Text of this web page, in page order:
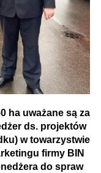
ha uważane są za
ds. projektów
w towarzystwie
firmy BIN
do spraw